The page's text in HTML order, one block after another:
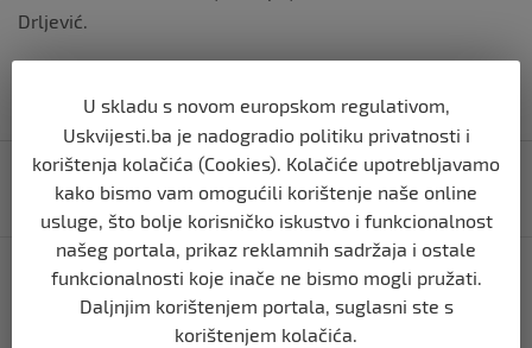
Drljević.
Navigacija
objava
Ovo su nove naredbe u FBiH: Nošenje maske
obavezno i na otvorenom
Severina poslije razvoda objavila fotku u društvu
zgodnog frajera, usput je otkrila i o kome je riječ: ”Moj
je bolji od tvog!”
U skladu s novom europskom regulativom,
Uskvijesti.ba je nadogradio politiku privatnosti i
korištenja kolačića (Cookies). Kolačiće upotrebljavamo
kako bismo vam omogućili korištenje naše online
usluge, što bolje korisničko iskustvo i funkcionalnost
našeg portala, prikaz reklamnih sadržaja i ostale
funkcionalnosti koje inače ne bismo mogli pružati.
Daljnjim korištenjem portala, suglasni ste s
korištenjem kolačića.